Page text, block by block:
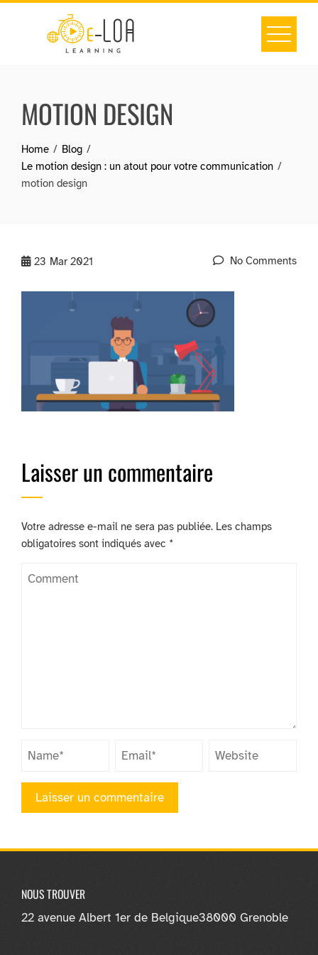
MOTION DESIGN
Home
Blog
Le motion design : un atout pour votre communication
motion design
23 Mar 2021 No Comments
Laisser un commentaire
Votre adresse e-mail ne sera pas publiée. Les champs
obligatoires sont indiqués avec *
NOUS TROUVER
22 avenue Albert 1er de Belgique38000 Grenoble